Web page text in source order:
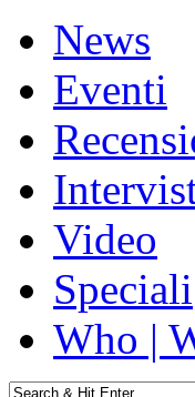
News
Eventi
Video
Speciali
Who |